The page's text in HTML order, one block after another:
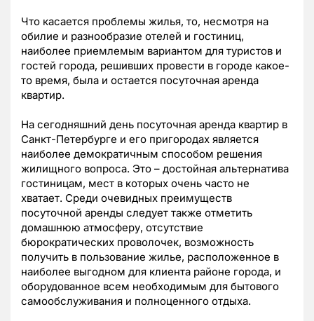
Что касается проблемы жилья, то, несмотря на
обилие и разнообразие отелей и гостиниц,
наиболее приемлемым вариантом для туристов и
гостей города, решивших провести в городе какое-
то время, была и остается посуточная аренда
квартир.
На сегодняшний день посуточная аренда квартир в
Санкт-Петербурге и его пригородах является
наиболее демократичным способом решения
жилищного вопроса. Это – достойная альтернатива
гостиницам, мест в которых очень часто не
хватает. Среди очевидных преимуществ
посуточной аренды следует также отметить
домашнюю атмосферу, отсутствие
бюрократических проволочек, возможность
получить в пользование жилье, расположенное в
наиболее выгодном для клиента районе города, и
оборудованное всем необходимым для бытового
самообслуживания и полноценного отдыха.